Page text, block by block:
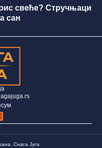
свеће? Стручњаци
сан
Снага Југа